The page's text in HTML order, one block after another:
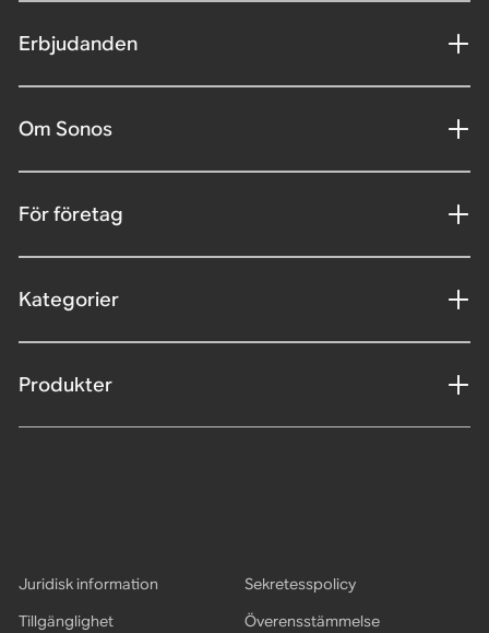
Erbjudanden
Om Sonos
För företag
Kategorier
Produkter
Juridisk information
Sekretesspolicy
Tillgänglighet
Överensstämmelse